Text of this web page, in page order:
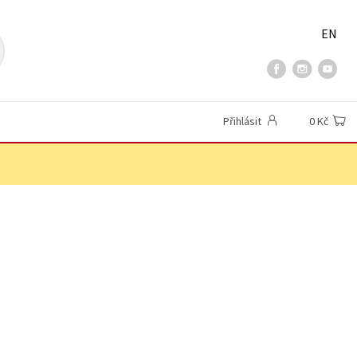
EN
Přihlásit 0 Kč